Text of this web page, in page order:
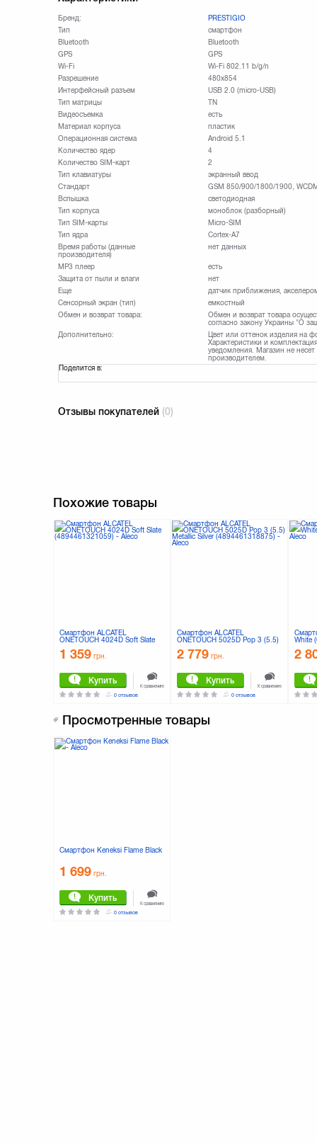
Бренд:
PRESTIGIO
Тип
смартфон
Bluetooth
Bluetooth
GPS
GPS
Wi-Fi
Wi-Fi 802.11 b/g/n
Разрешение
480х854
Интерфейсный разъем
USB 2.0 (micro-USB)
Тип матрицы
TN
Видеосъемка
есть
Материал корпуса
пластик
Операционная система
Android 5.1
Количество ядер
4
Количество SIM-карт
2
Тип клавиатуры
экранный ввод
Стандарт
GSM 850/900/1800/1900,
Вспышка
светодиодная
Тип корпуса
моноблок (разборный)
Тип SIM-карты
Micro-SIM
Тип ядра
Cortex-A7
Время работы (данные
производителя)
нет данных
MP3 плеер
есть
Защита от пыли и влаги
нет
Еще
датчик приближения,
Сенсорный экран (тип)
емкостный
Обмен и возврат товара:
Обмен и возврат товара
согласно закону Украины "О
Дополнительно:
Цвет или оттенок изделия на
Характеристики и
уведомления. Магазин не
производителем.
Поделится в:
Отзывы покупателей (0)
Похожие товары
Смартфон ALCATEL
ONETOUCH 4024D Soft Slate
1 359 грн.
Купить
К сравнению
0 отзывов
Смартфон ALCATEL
ONETOUCH 5025D Pop 3 (5.5)
2 779 грн.
Купить
К сравнению
0 отзывов
White
2
Купить
Просмотренные товары
Смартфон Keneksi Flame Black
1 699 грн.
Купить
К сравнению
0 отзывов